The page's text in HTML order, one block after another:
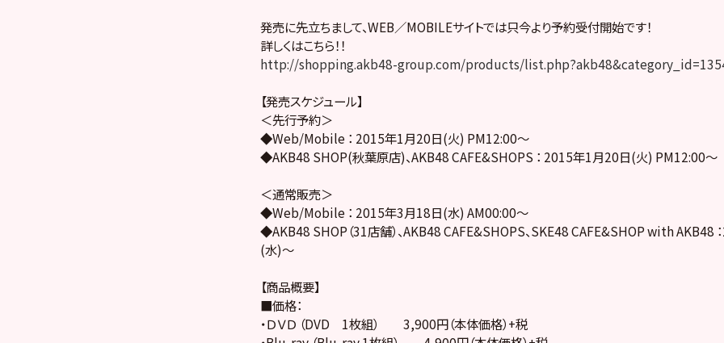
発売に先立ちまして、WEB／MOBILEサイトでは只今より予約受付開始です！
詳しくはこちら！！
http://shopping.akb48-group.com/products/
【発売スケジュール】
＜先行予約＞
◆Web/Mobile ： 2015年1月20日(火) PM12:00～
◆AKB48 SHOP(秋葉原店)、AKB48 CAFE&SHOPS ： 2015年1月20日(火) PM12:00～
＜通常販売＞
◆Web/Mobile ： 2015年3月18日(水) AM00:00～
◆AKB48 SHOP（31店舗）、AKB48 CAFE&SHOPS、SKE48 CAFE&SHOP with AKB48
(水)～
【商品概要】
■価格：
・ＤＶＤ （DVD 1枚組） 3,900円（本体価格）+税